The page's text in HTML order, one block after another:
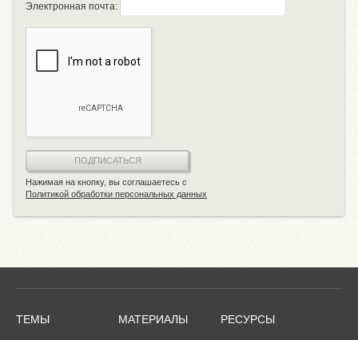
Электронная почта:
ПОДПИСАТЬСЯ
Нажимая на кнопку, вы соглашаетесь с
Политикой обработки персональных данных
ТЕМЫ МАТЕРИАЛЫ РЕСУРСЫ